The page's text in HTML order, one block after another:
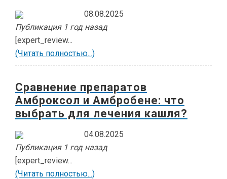
08.08.2025
Публикация 1 год назад
[expert_review...
(Читать полностью...)
Сравнение препаратов
Амброксол и Амбробене: что
выбрать для лечения кашля?
04.08.2025
Публикация 1 год назад
[expert_review...
(Читать полностью...)